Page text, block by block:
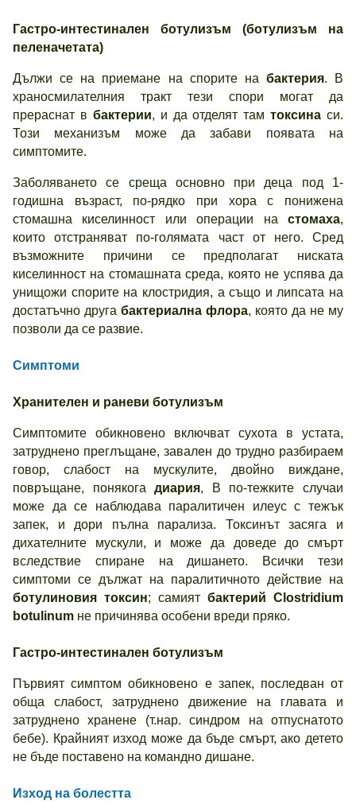
Гастро-интестинален ботулизъм (ботулизъм на
пеленачетата)
Дължи се на приемане на спорите на бактерия. В
храносмилателния тракт тези спори могат да
прераснат в бактерии, и да отделят тамтоксина си.
Този механизъм може да забави появата на
симптомите.
Заболяването се среща основно при деца под 1-
годишна възраст, по-рядко при хора с понижена
стомашна киселинност или операции на стомаха,
които отстраняват по-голямата част от него. Сред
възможните причини се предполагат ниската
киселинност на стомашната среда, която не успява да
унищожи спорите на клостридия, а също и липсата на
достатъчно друга бактериална флора, която да не му
позволи да се развие.
Симптоми
Хранителен и раневи ботулизъм
Симптомите обикновено включват сухота в устата,
затруднено преглъщане, завален до трудно разбираем
говор, слабост на мускулите, двойно виждане,
повръщане, понякогадиария, В по-тежките случаи
може да се наблюдава паралитичен илеус с тежък
запек, и дори пълна парализа. Токсинът засяга и
дихателните мускули, и може да доведе до смърт
вследствие спиране на дишането. Всички тези
симптоми се дължат на паралитичното действие на
ботулиновия токсин; самият бактерий Clostridium
botulinum не причинява особени вреди пряко.
Гастро-интестинален ботулизъм
Първият симптом обикновено е запек, последван от
обща слабост, затруднено движение на главата и
затруднено хранене (т.нар. синдром на отпуснатото
бебе). Крайният изход може да бъде смърт, ако детето
не бъде поставено на командно дишане.
Изход на болестта